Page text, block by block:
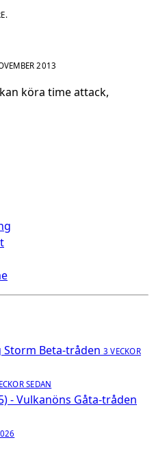
2013
köra time attack,
Storm Beta-tråden 3 VECKOR
SEDAN
- Vulkanöns Gåta-tråden